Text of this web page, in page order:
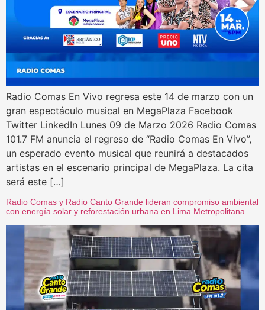
Radio Comas En Vivo regresa este 14 de marzo con un
gran espectáculo musical en MegaPlaza Facebook
Twitter LinkedIn Lunes 09 de Marzo 2026 Radio Comas
101.7 FM anuncia el regreso de “Radio Comas En Vivo”,
un esperado evento musical que reunirá a destacados
artistas en el escenario principal de MegaPlaza. La cita
será este […]
Radio Comas y Radio Canto Grande lideran compromiso ambiental
con energía solar y reforestación urbana en Lima Metropolitana